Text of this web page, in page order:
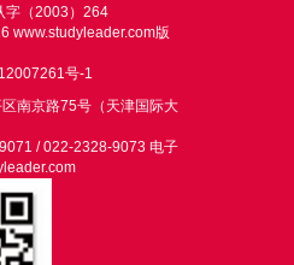
字（2003）264
www.studyleader.com版
号-1
南京路75号（天津国际大
/ 022-2328-9073 电子